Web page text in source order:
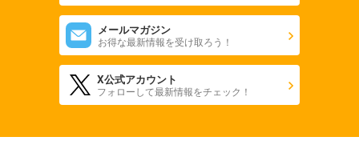
メールマガジン
お得な最新情報を受け取ろう！
X公式アカウント
フォローして最新情報をチェック！